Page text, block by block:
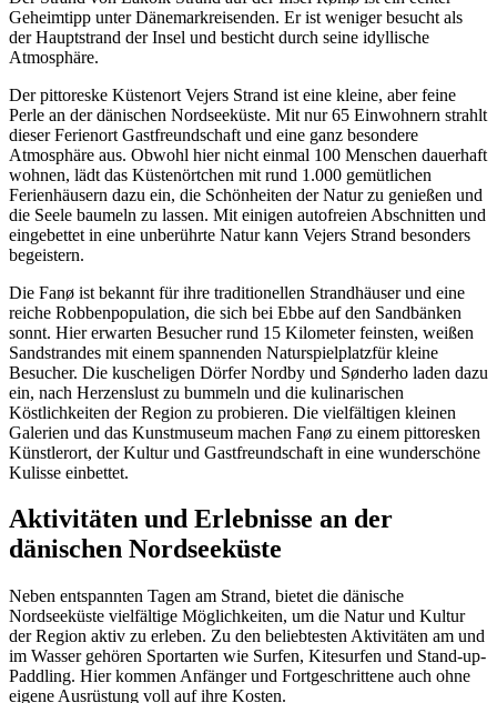
Geheimtipp unter Dänemarkreisenden. Er ist weniger besucht als
der Hauptstrand der Insel und besticht durch seine idyllische
Atmosphäre.
Der pittoreske Küstenort Vejers Strand ist eine kleine, aber feine
Perle an der dänischen Nordseeküste. Mit nur 65 Einwohnern strahlt
dieser Ferienort Gastfreundschaft und eine ganz besondere
Atmosphäre aus. Obwohl hier nicht einmal 100 Menschen dauerhaft
wohnen, lädt das Küstenörtchen mit rund 1.000 gemütlichen
Ferienhäusern dazu ein, die Schönheiten der Natur zu genießen und
die Seele baumeln zu lassen. Mit einigen autofreien Abschnitten und
eingebettet in eine unberührte Natur kann Vejers Strand besonders
begeistern.
Die Fanø ist bekannt für ihre traditionellen Strandhäuser und eine
reiche Robbenpopulation, die sich bei Ebbe auf den Sandbänken
sonnt. Hier erwarten Besucher rund 15 Kilometer feinsten, weißen
Sandstrandes mit einem spannenden Naturspielplatzfür kleine
Besucher. Die kuscheligen Dörfer Nordby und Sønderho laden dazu
ein, nach Herzenslust zu bummeln und die kulinarischen
Köstlichkeiten der Region zu probieren. Die vielfältigen kleinen
Galerien und das Kunstmuseum machen Fanø zu einem pittoresken
Künstlerort, der Kultur und Gastfreundschaft in eine wunderschöne
Kulisse einbettet.
Aktivitäten und Erlebnisse an der
dänischen Nordseeküste
Neben entspannten Tagen am Strand, bietet die dänische
Nordseeküste vielfältige Möglichkeiten, um die Natur und Kultur
der Region aktiv zu erleben. Zu den beliebtesten Aktivitäten am und
im Wasser gehören Sportarten wie Surfen, Kitesurfen und Stand-up-
Paddling. Hier kommen Anfänger und Fortgeschrittene auch ohne
eigene Ausrüstung voll auf ihre Kosten.